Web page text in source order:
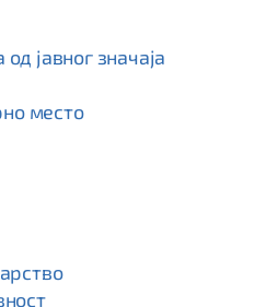
јавног значаја
место